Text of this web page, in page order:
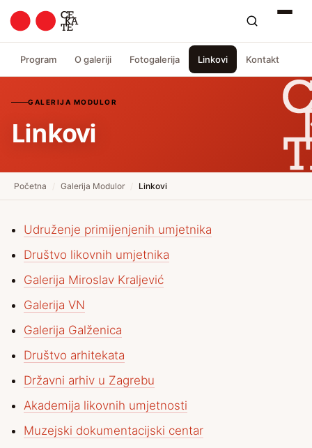
Program O galeriji Fotogalerija Linkovi Kontakt
GALERIJA MODULOR
Linkovi
Početna Galerija Modulor Linkovi
Udruženje primijenjenih umjetnika
Društvo likovnih umjetnika
Galerija Miroslav Kraljević
Galerija VN
Galerija Galženica
Društvo arhitekata
Državni arhiv u Zagrebu
Akademija likovnih umjetnosti
Muzejski dokumentacijski centar